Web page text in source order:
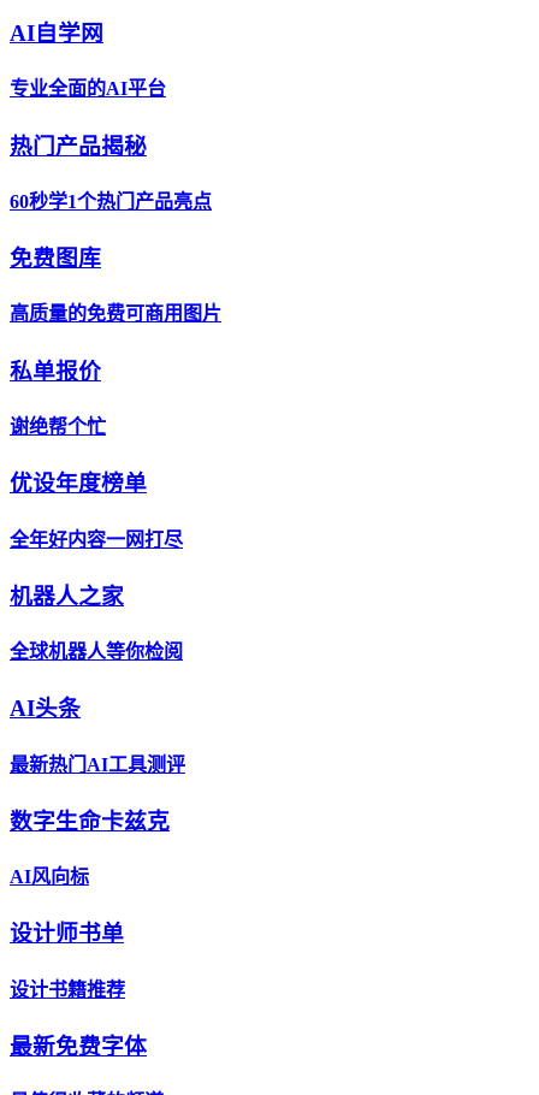
AI自学网
专业全面的AI平台
热门产品揭秘
60秒学1个热门产品亮点
免费图库
高质量的免费可商用图片
私单报价
谢绝帮个忙
优设年度榜单
全年好内容一网打尽
机器人之家
全球机器人等你检阅
AI头条
最新热门AI工具测评
数字生命卡兹克
AI风向标
设计师书单
设计书籍推荐
最新免费字体